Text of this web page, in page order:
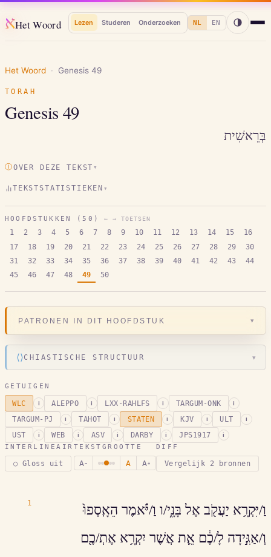
אHet Woord Lezen Studeren Onderzoeken NL EN
Het Woord · Genesis 49
TORAH
Genesis 49
בְּרֵאשִׁית
ⒾOVER DEZE TEKST ▾
TEKSTSTATISTIEKEN ▾
HOOFDSTUKKEN ( 50 ) ← → TOETSEN
1 2 3 4 5 6 7 8 9 10 11 12 13 14 15
16
17
18 19 20 21 22 23 24 25 26 27 28 29
30
31
32 33 34 35 36 37 38 39 40 41 42 43
44
45
46 47 48 49 50
PATRONEN IN DIT HOOFDSTUK ▾
⟨⟩CHIASTISCHE STRUCTUUR ▾
GETUIGEN
WLC i ALEPPO i LXX-RAHLFS i TARGUM-ONK i
TARGUM-PJ i TAHOT i STATEN i KJV i ULT i
UST i WEB i ASV i DARBY i JPS1917 i
INTERLINEAIR
○ Gloss uit
TEKSTGROOTTE
A − A A +
DIFF
Vergelijk 2 bronnen
1
וַ/יִּקְרָ֥א יַעֲקֹ֖ב אֶל בָּנָ֑י/ו וַ/יֹּ֗אמֶר הֵאָֽסְפוּ֙
וְ/אַגִּ֣ידָה לָ/כֶ֔ם אֵ֛ת אֲשֶׁר יִקְרָ֥א אֶתְ/כֶ֖ם